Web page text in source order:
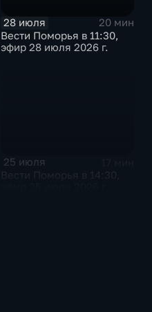
28 июля
20 мин
Вести Поморья в 11:30,
эфир 28 июля 2026 г.
25 июля